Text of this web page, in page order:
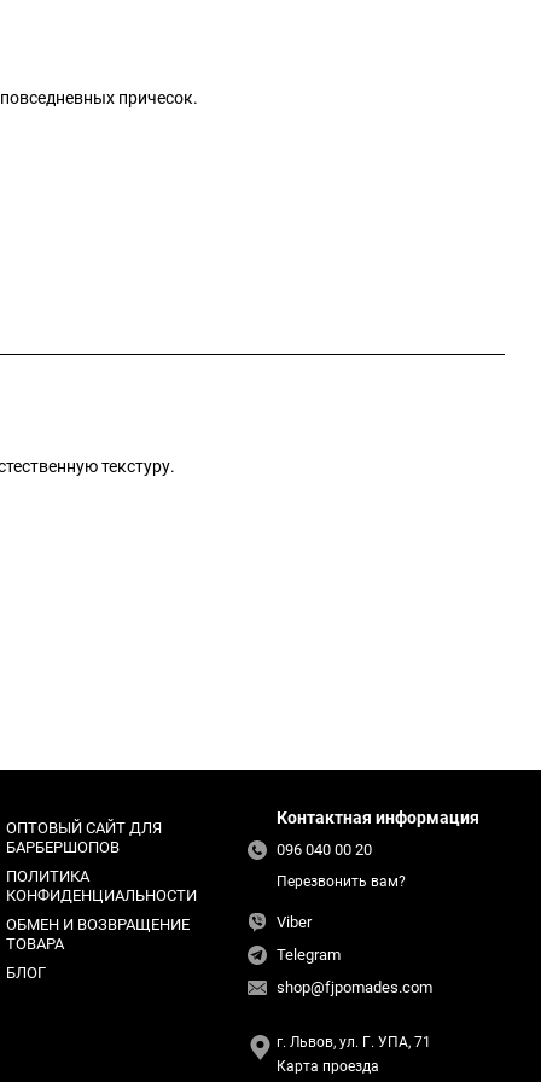
причесок.
текстуру.
ОПТОВЫЙ САЙТ ДЛЯ
БАРБЕРШОПОВ
ПОЛИТИКА
КОНФИДЕНЦИАЛЬНОСТИ
ОБМЕН И ВОЗВРАЩЕНИЕ
ТОВАРА
БЛОГ
Контактная информация
096 040 00 20
Перезвонить вам?
Viber
Telegram
shop@fjpomades.com
г. Львов, ул. Г. УПА, 71
Карта проезда